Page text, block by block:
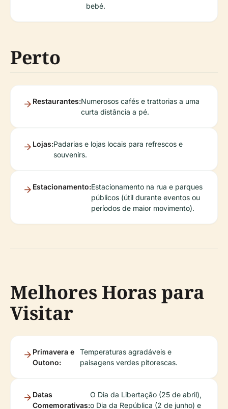
bebé.
Perto
Restaurantes:Numerosos cafés e trattorias a uma
curta distância a pé.
Lojas:Padarias e lojas locais para refrescos e
souvenirs.
Estacionamento:Estacionamento na rua e parques
públicos (útil durante eventos ou
períodos de maior movimento).
Melhores Horas para
Visitar
Primavera e
Outono:
Temperaturas agradáveis e
paisagens verdes pitorescas.
Datas
Comemorativas:
O Dia da Libertação (25 de abril),
o Dia da República (2 de junho) e